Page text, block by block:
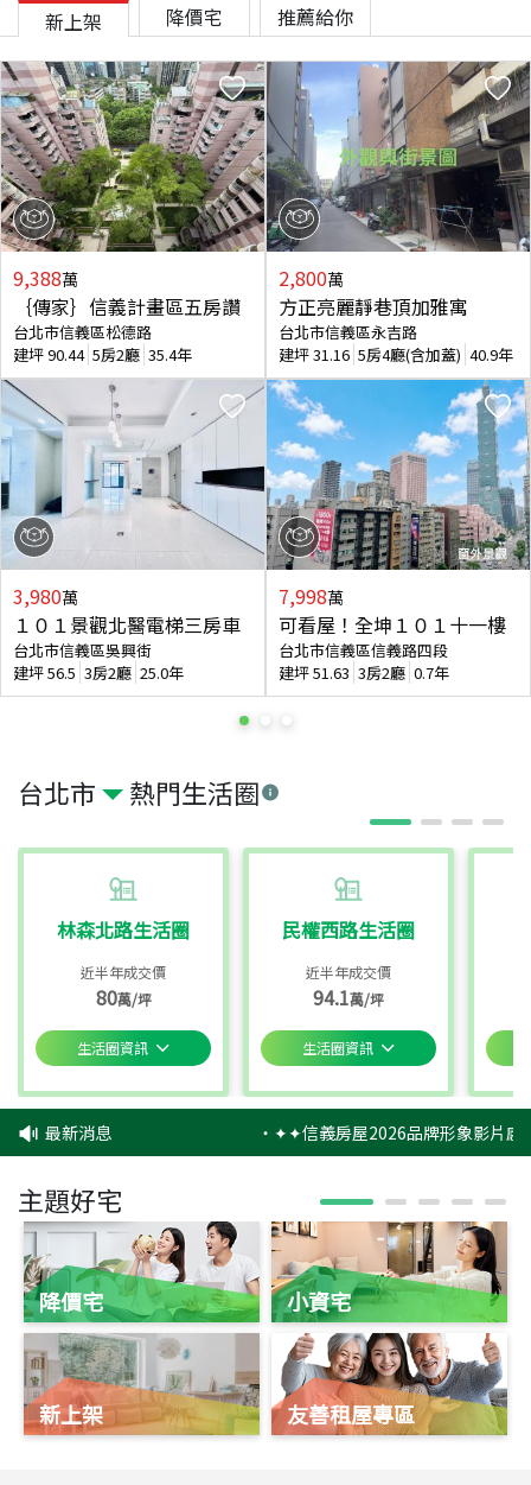
台北市 熱門生活圈
林森北路生活圈
近半年成交價
80萬/坪
生活圈資訊
民權西路生活圈
近半年成交價
94.1萬/坪
生活圈資訊
新上架 降價宅 推薦給你
9,388萬
｛傳家｝信義計畫區五房讚
台北市信義區松德路
建坪90.44 5房2廳 35.4年
3,980萬
１０１景觀北醫電梯三房車
台北市信義區吳興街
建坪56.5 3房2廳 25.0年
2,800萬
方正亮麗靜巷頂加雅寓
台北市信義區永吉路
建坪31.16 5房4廳(含加蓋) 40.9年
7,998萬
可看屋！全坤１０１十一樓
台北市信義區信義路四段
建坪51.63 3房2廳 0.7年
最新消息 ‧✦✦信義房屋2026品牌形象影片感
主題好宅
降價宅
新上架
小資宅
友善租屋專區